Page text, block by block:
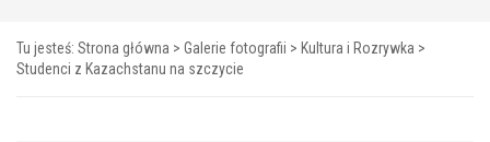
Tu jesteś: Strona główna > Galerie fotografii > Kultura i Rozrywka >
Studenci z Kazachstanu na szczycie